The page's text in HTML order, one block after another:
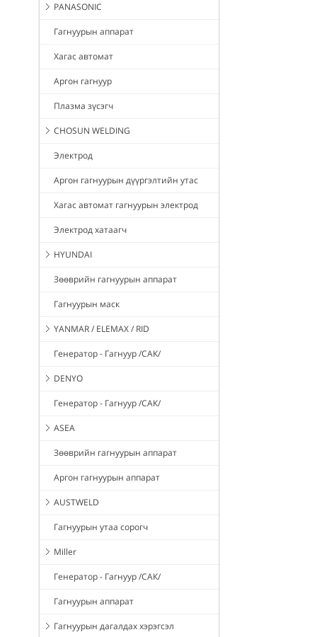
PANASONIC
Гагнуурын аппарат
Хагас автомат
Аргон гагнуур
Плазма зүсэгч
CHOSUN WELDING
Электрод
Аргон гагнуурын дүүргэлтийн утас
Хагас автомат гагнуурын электрод
Электрод хатаагч
HYUNDAI
Зөөврийн гагнуурын аппарат
Гагнуурын маск
YANMAR / ELEMAX / RID
Генератор - Гагнуур /САК/
DENYO
Генератор - Гагнуур /САК/
ASEA
Зөөврийн гагнуурын аппарат
Аргон гагнуурын аппарат
AUSTWELD
Гагнуурын утаа сорогч
Miller
Генератор - Гагнуур /САК/
Гагнуурын аппарат
Гагнуурын дагалдах хэрэгсэл